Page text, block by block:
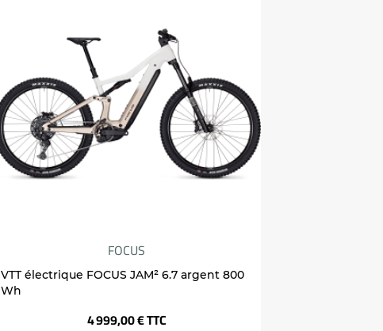
FOCUS
VTT électrique FOCUS JAM² 6.7 argent 800
Wh
Prix
4 999,00 €TTC